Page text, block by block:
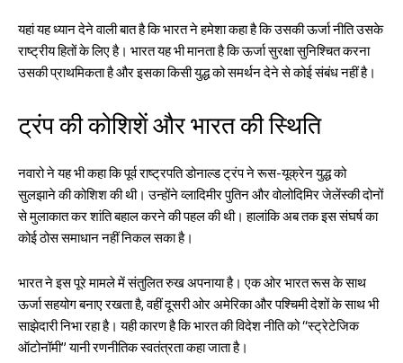
यहां यह ध्यान देने वाली बात है कि भारत ने हमेशा कहा है कि उसकी ऊर्जा नीति उसके
राष्ट्रीय हितों के लिए है। भारत यह भी मानता है कि ऊर्जा सुरक्षा सुनिश्चित करना
उसकी प्राथमिकता है और इसका किसी युद्ध को समर्थन देने से कोई संबंध नहीं है।
ट्रंप की कोशिशें और भारत की स्थिति
नवारो ने यह भी कहा कि पूर्व राष्ट्रपति डोनाल्ड ट्रंप ने रूस-यूक्रेन युद्ध को
सुलझाने की कोशिश की थी। उन्होंने व्लादिमीर पुतिन और वोलोदिमिर जेलेंस्की दोनों
से मुलाकात कर शांति बहाल करने की पहल की थी। हालांकि अब तक इस संघर्ष का
कोई ठोस समाधान नहीं निकल सका है।
भारत ने इस पूरे मामले में संतुलित रुख अपनाया है। एक ओर भारत रूस के साथ
ऊर्जा सहयोग बनाए रखता है, वहीं दूसरी ओर अमेरिका और पश्चिमी देशों के साथ भी
साझेदारी निभा रहा है। यही कारण है कि भारत की विदेश नीति को “स्ट्रेटेजिक
ऑटोनॉमी” यानी रणनीतिक स्वतंत्रता कहा जाता है।